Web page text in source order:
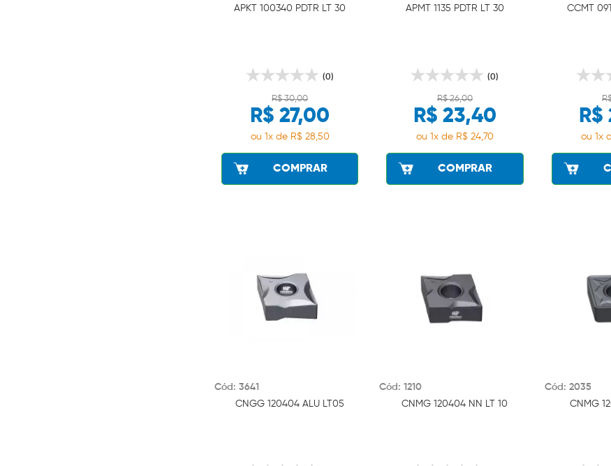
APKT 100340 PDTR LT 30
(0)
R$ 30,00
R$ 27,00
ou 1x de R$ 28,50
COMPRAR
APMT 1135 PDTR LT 30
(0)
R$ 26,00
R$ 23,40
ou 1x de R$ 24,70
COMPRAR
CCMT
R$
ou 1x
Cód: 3641
CNGG 120404 ALU LT05
Cód: 1210
CNMG 120404 NN LT 10
Cód: 2035
CNMG